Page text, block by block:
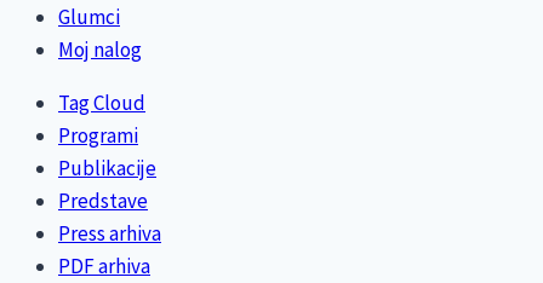
Glumci
Moj nalog
Tag Cloud
Programi
Publikacije
Predstave
Press arhiva
PDF arhiva